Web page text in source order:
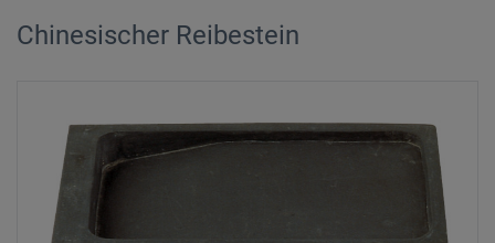
Chinesischer Reibestein